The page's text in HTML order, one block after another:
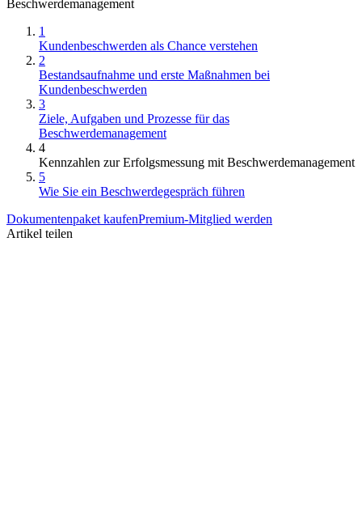
Beschwerdemanagement
1
Kundenbeschwerden als Chance verstehen
2
Bestandsaufnahme und erste Maßnahmen bei
Kundenbeschwerden
3
Ziele, Aufgaben und Prozesse für das
Beschwerdemanagement
4
Kennzahlen zur Erfolgsmessung mit Beschwerdemanagement
5
Wie Sie ein Beschwerdegespräch führen
Dokumentenpaket kaufenPremium-Mitglied werden
Artikel teilen